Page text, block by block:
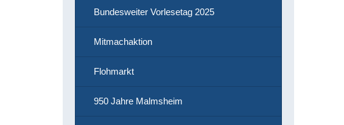
Bundesweiter Vorlesetag 2025
Mitmachaktion
Flohmarkt
950 Jahre Malmsheim